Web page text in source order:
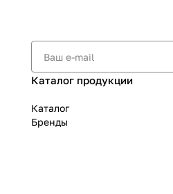
Каталог продукции
Каталог
Бренды